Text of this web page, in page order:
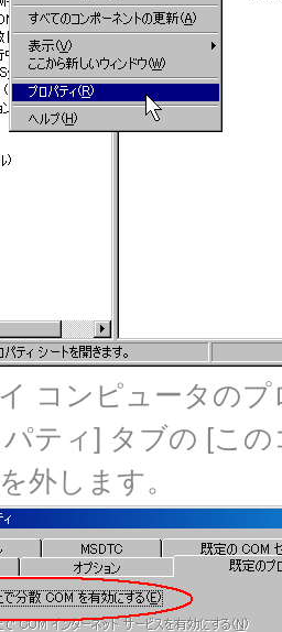
コンピュータの
ティ] タブの [こ
外します。